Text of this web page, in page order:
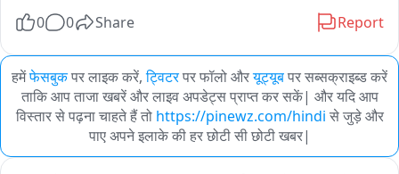
0
0 Share Report
हमेंफेसबुकपर लाइक करें, ट्विटरपर फॉलो औरयूट्यूबपर सब्सक्राइब्ड करें
ताकि आप ताजा खबरें और लाइव अपडेट्स प्राप्त कर सकें| और यदि आप
विस्तार से पढ़ना चाहते हैं तो https://pinewz.com/hindi से जुड़े और
पाए अपने इलाके की हर छोटी सी छोटी खबर|